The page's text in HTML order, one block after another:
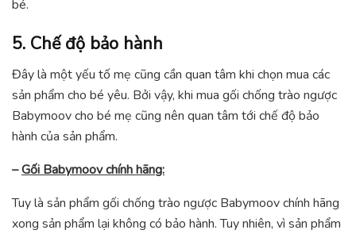
bé.
5. Chế độ bảo hành
Đây là một yếu tố mẹ cũng cần quan tâm khi chọn mua các
sản phẩm cho bé yêu. Bởi vậy, khi mua gối chống trào ngược
Babymoov cho bé mẹ cũng nên quan tâm tới chế độ bảo
hành của sản phẩm.
–Gối Babymoov chính hãng:
Tuy là sản phẩm gối chống trào ngược Babymoov chính hãng
xong sản phẩm lại không có bảo hành. Tuy nhiên, vì sản phẩm